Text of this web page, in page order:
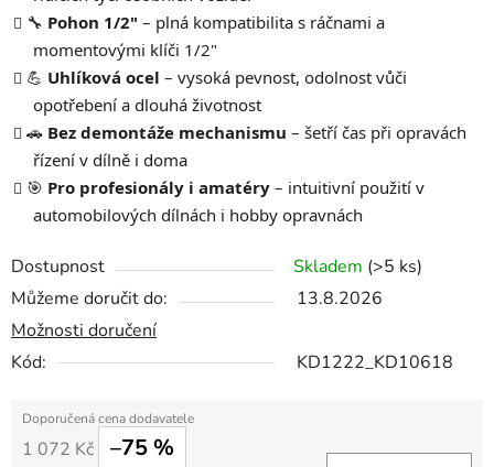
🔧 Pohon 1/2" – plná kompatibilita s ráčnami a
momentovými klíči 1/2"
💪 Uhlíková ocel – vysoká pevnost, odolnost vůči
opotřebení a dlouhá životnost
🚗 Bez demontáže mechanismu – šetří čas při opravách
řízení v dílně i doma
🎯 Pro profesionály i amatéry – intuitivní použití v
automobilových dílnách i hobby opravnách
Dostupnost Skladem (>5 ks)
Můžeme doručit do:
13.8.2026
Možnosti doručení
Kód:
KD1222_KD10618
1 072 Kč –75 %